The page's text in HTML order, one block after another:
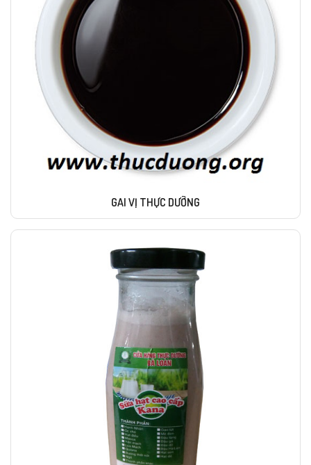
GAI VỊ THỰC DƯỠNG